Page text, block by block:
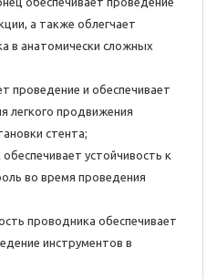
а также облегчает
в анатомически сложных
проведение и обеспечивает
легкого продвижения
стента;
устойчивость к
во время проведения
проводника обеспечивает
инструментов в